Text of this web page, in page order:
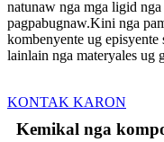
natunaw nga mga ligid
pagpabugnaw.Kini nga
kombenyente ug episyente
lainlain nga materyales ug
KONTAK KARON
Kemikal nga